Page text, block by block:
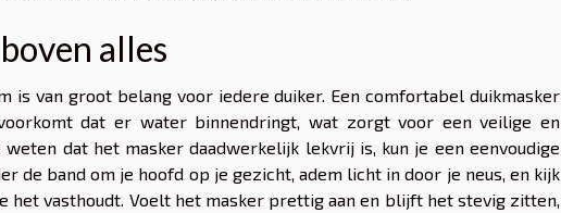
alles
is van groot belang voor iedere duiker. Een comfortabel duikmasker
dat er water binnendringt, wat zorgt voor een veilige en
dat het masker daadwerkelijk lekvrij is, kun je een eenvoudige
de band om je hoofd op je gezicht, adem licht in door je neus, en kijk
vasthoudt. Voelt het masker prettig aan en blijft het stevig zitten,